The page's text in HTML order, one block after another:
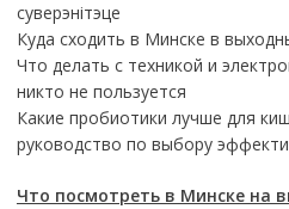
суверэнітэце
Куда сходить в Минске в
Что делать с техникой и
никто не пользуется
Какие пробиотики лучше для
руководство по выбору
Что посмотреть в Минске на